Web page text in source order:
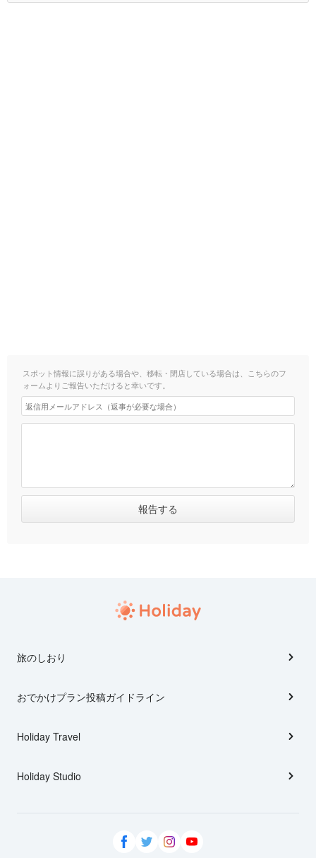
スポット情報に誤りがある場合や、移転・閉店している場合は、こちらのフ
ォームよりご報告いただけると幸いです。
旅のしおり
おでかけプラン投稿ガイドライン
Holiday Travel
Holiday Studio